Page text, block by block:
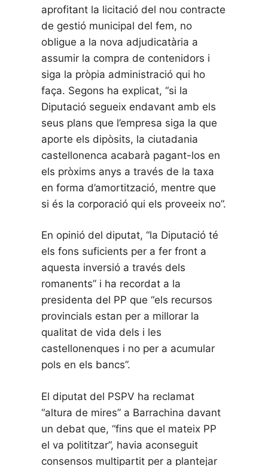
aprofitant la licitació del nou contracte
de gestió municipal del fem, no
obligue a la nova adjudicatària a
assumir la compra de contenidors i
siga la pròpia administració qui ho
faça. Segons ha explicat, “si la
Diputació segueix endavant amb els
seus plans que l’empresa siga la que
aporte els dipòsits, la ciutadania
castellonenca acabarà pagant-los en
els pròxims anys a través de la taxa
en forma d’amortització, mentre que
si és la corporació qui els proveeix no”.
En opinió del diputat, “la Diputació té
els fons suficients per a fer front a
aquesta inversió a través dels
romanents” i ha recordat a la
presidenta del PP que “els recursos
provincials estan per a millorar la
qualitat de vida dels i les
castellonenques i no per a acumular
pols en els bancs”.
El diputat del PSPV ha reclamat
“altura de mires” a Barrachina davant
un debat que, “fins que el mateix PP
el va polititzar”, havia aconseguit
consensos multipartit per a plantejar